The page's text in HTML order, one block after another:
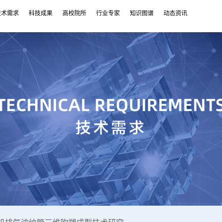
术需求 科技成果 高校院所 行业专家 知识图谱 动态资讯